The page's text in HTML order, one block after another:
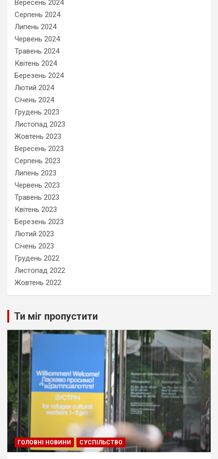
Вересень 2024
Серпень 2024
Липень 2024
Червень 2024
Травень 2024
Квітень 2024
Березень 2024
Лютий 2024
Січень 2024
Грудень 2023
Листопад 2023
Жовтень 2023
Вересень 2023
Серпень 2023
Липень 2023
Червень 2023
Травень 2023
Квітень 2023
Березень 2023
Лютий 2023
Січень 2023
Грудень 2022
Листопад 2022
Жовтень 2022
Ти міг пропустити
ГОЛОВНІ НОВИНИ СУСПІЛЬСТВО